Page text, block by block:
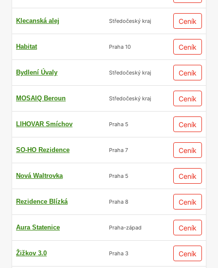
Klecanská alej Středočeský kraj Ceník
Habitat Praha 10 Ceník
Bydlení Úvaly Středočeský kraj Ceník
MOSAIQ Beroun Středočeský kraj Ceník
LIHOVAR Smíchov Praha 5 Ceník
SO-HO Rezidence Praha 7 Ceník
Nová Waltrovka Praha 5 Ceník
Rezidence Blízká Praha 8 Ceník
Aura Statenice Praha-západ Ceník
Žižkov 3.0 Praha 3 Ceník